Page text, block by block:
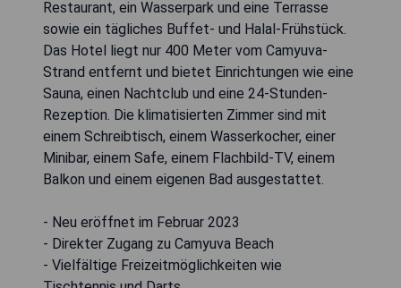
Restaurant, ein Wasserpark und eine Terrasse
sowie ein tägliches Buffet- und Halal-Frühstück.
Das Hotel liegt nur 400 Meter vom Camyuva-
Strand entfernt und bietet Einrichtungen wie eine
Sauna, einen Nachtclub und eine 24-Stunden-
Rezeption. Die klimatisierten Zimmer sind mit
einem Schreibtisch, einem Wasserkocher, einer
Minibar, einem Safe, einem Flachbild-TV, einem
Balkon und einem eigenen Bad ausgestattet.
- Neu eröffnet im Februar 2023
- Direkter Zugang zu Camyuva Beach
- Vielfältige Freizeitmöglichkeiten wie